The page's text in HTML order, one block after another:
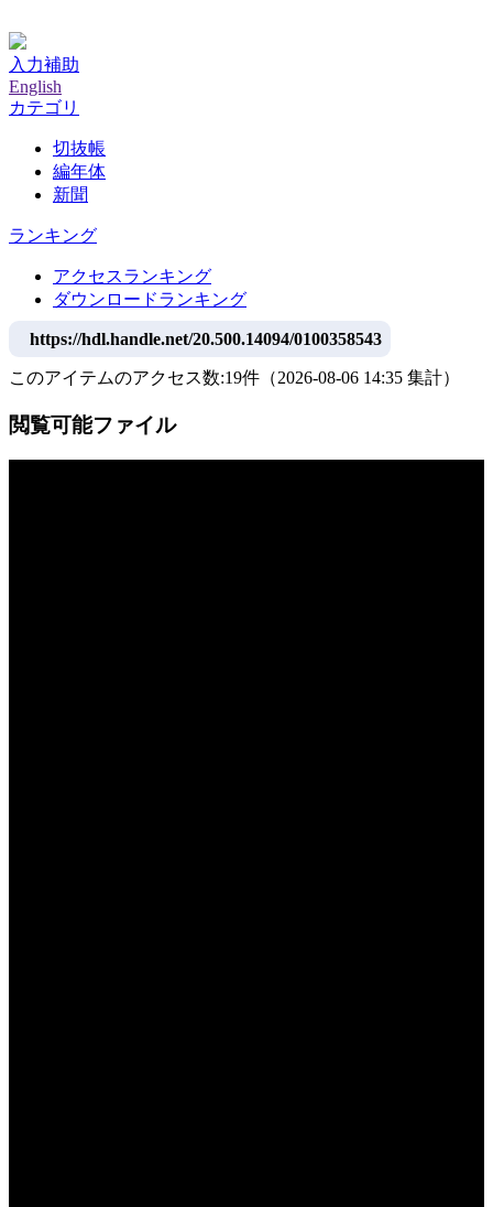
入力補助
English
カテゴリ
切抜帳
編年体
新聞
ランキング
アクセスランキング
ダウンロードランキング
https://hdl.handle.net/20.500.14094/0100358543
このアイテムのアクセス数:19件 （2026-08-06 14:35 集計）
閲覧可能ファイル